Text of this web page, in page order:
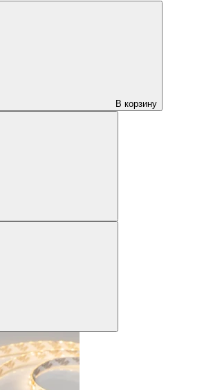
В корзину